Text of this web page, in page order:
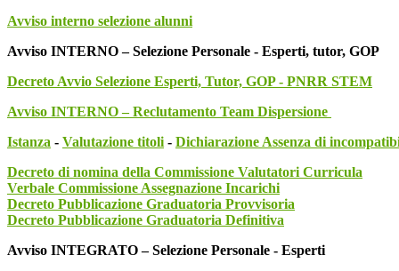
Avviso interno selezione alunni
Avviso INTERNO – Selezione Personale - Esperti, tutor, GOP
Decreto Avvio Selezione Esperti, Tutor, GOP - PNRR STEM
Avviso INTERNO – Reclutamento Team Dispersione
Istanza - Valutazione titoli - Dichiarazione Assenza di
Decreto di nomina della Commissione Valutatori Curricula
Verbale Commissione Assegnazione Incarichi
Decreto Pubblicazione Graduatoria Provvisoria
Decreto Pubblicazione Graduatoria Definitiva
Avviso INTEGRATO – Selezione Personale - Esperti